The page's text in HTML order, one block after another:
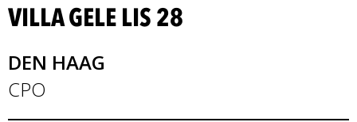
VILLA GELE LIS 28
DEN HAAG
CPO